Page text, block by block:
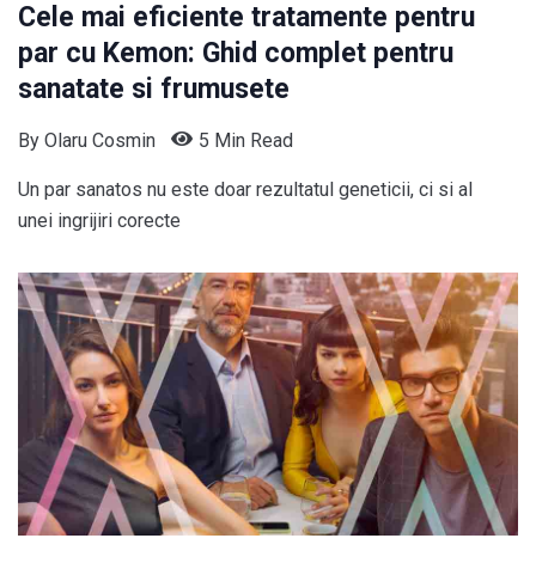
Cele mai eficiente tratamente pentru
par cu Kemon: Ghid complet pentru
sanatate si frumusete
By Olaru Cosmin 5 Min Read
Un par sanatos nu este doar rezultatul geneticii, ci si al
unei ingrijiri corecte